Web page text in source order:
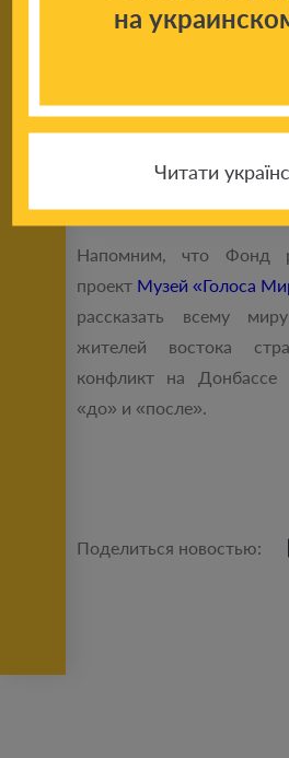
Напомним, что Фонд
проект Музей «Голоса
рассказать всему
жителей востока
конфликт на Донбассе
«до» и «после».
Поделиться новостью:
на
Читати